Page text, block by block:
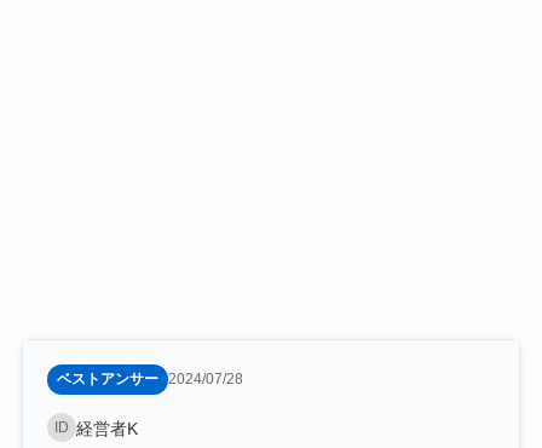
ベストアンサー 2024/07/28
ID 経営者K